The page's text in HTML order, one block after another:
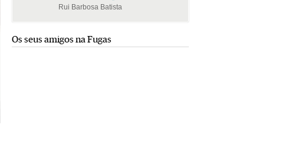
Rui Barbosa Batista
Os seus amigos na Fugas